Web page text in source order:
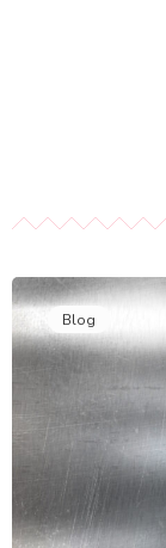
Blog